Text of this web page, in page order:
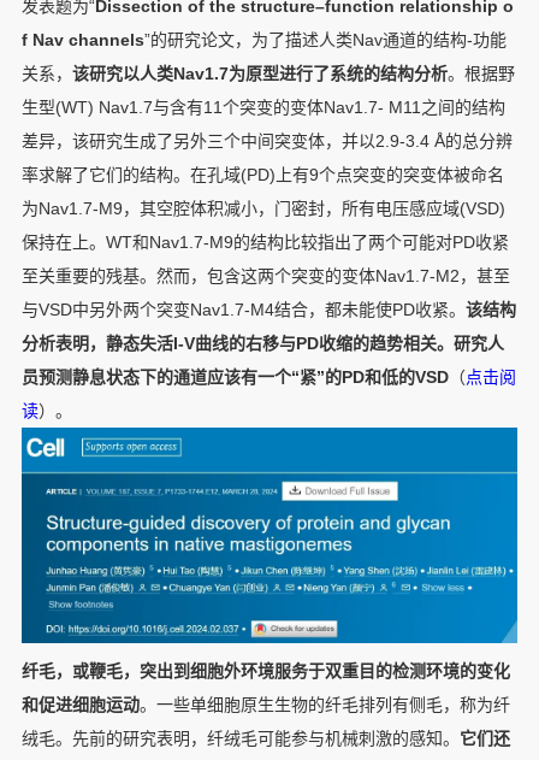
发表题为“Dissection of the structure–function relationship o
f Nav channels”的研究论文，为了描述人类Nav通道的结构-功能
关系， 该研究以人类Nav1.7为原型进行了系统的结构分析。根据野
生型(WT) Nav1.7与含有11个突变的变体Nav1.7- M11之间的结构
差异，该研究生成了另外三个中间突变体，并以2.9-3.4 Å的总分辨
率求解了它们的结构。在孔域(PD)上有9个点突变的突变体被命名
为Nav1.7-M9，其空腔体积减小，门密封，所有电压感应域(VSD)
保持在上。WT和Nav1.7-M9的结构比较指出了两个可能对PD收紧
至关重要的残基。然而，包含这两个突变的变体Nav1.7-M2，甚至
与VSD中另外两个突变Nav1.7-M4结合，都未能使PD收紧。 该结构
分析表明，静态失活I-V曲线的右移与PD收缩的趋势相关。研究人
员预测静息状态下的通道应该有一个“紧”的PD和低的VSD（点击阅
读）。
纤毛，或鞭毛，突出到细胞外环境服务于双重目的检测环境的变化
和促进细胞运动。一些单细胞原生生物的纤毛排列有侧毛，称为纤
绒毛。先前的研究表明，纤绒毛可能参与机械刺激的感知。 它们还